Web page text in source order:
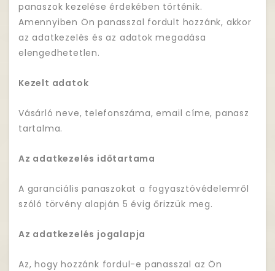
panaszok kezelése érdekében történik.
Amennyiben Ön panasszal fordult hozzánk, akkor
az adatkezelés és az adatok megadása
elengedhetetlen.
Kezelt adatok
Vásárló neve, telefonszáma, email címe, panasz
tartalma.
Az adatkezelés időtartama
A garanciális panaszokat a fogyasztóvédelemről
szóló törvény alapján 5 évig őrizzük meg.
Az adatkezelés jogalapja
Az, hogy hozzánk fordul-e panasszal az Ön